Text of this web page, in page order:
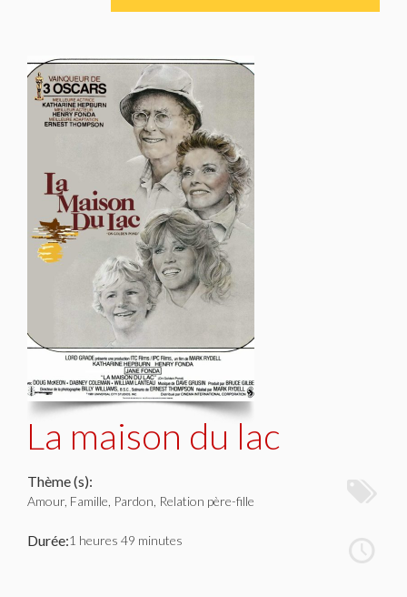
La maison du lac
Thème (s):
Amour, Famille, Pardon, Relation père-fille
Durée:1 heures 49 minutes